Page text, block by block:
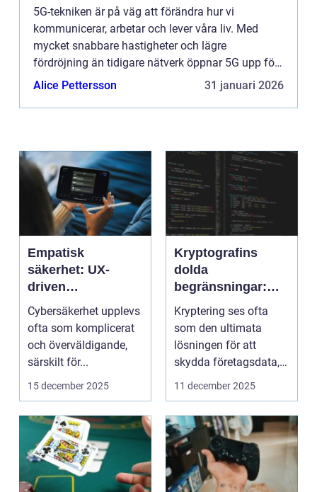
5G-tekniken är på väg att förändra hur vi
kommunicerar, arbetar och lever våra liv. Med
mycket snabbare hastigheter och lägre
fördröjning än tidigare nätverk öppnar 5G upp för
helt ny...
Alice Pettersson 31 januari 2026
Empatisk
säkerhet: UX-
driven
cybersäkerhet för
icke-tekniska
användare
Cybersäkerhet upplevs
ofta som komplicerat
och överväldigande,
särskilt för...
15 december 2025
Kryptografins
dolda
begränsningar:
När säker kod kan
missleda företag
Kryptering ses ofta
som den ultimata
lösningen för att
skydda företagsdata,
men verkl...
11 december 2025